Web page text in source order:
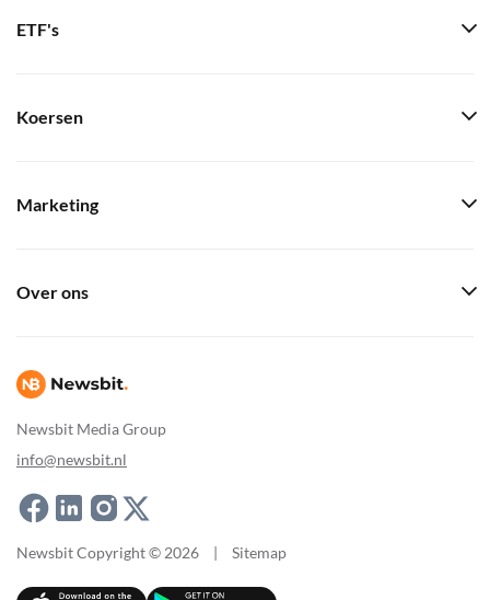
Newsbit Media Group
info@newsbit.nl
ETF's
Koersen
Marketing
Over ons
Newsbit Copyright © 2026 | Sitemap